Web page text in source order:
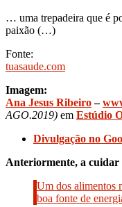
… uma trepadeira que é
paixão (…)
Fonte:
tuasaude.com
Imagem:
Ana Jesus Ribeiro–
AGO.2019) em Estúdio
Divulgação no
Anteriormente, a cuidar
Um dos alimentos
boa fonte de